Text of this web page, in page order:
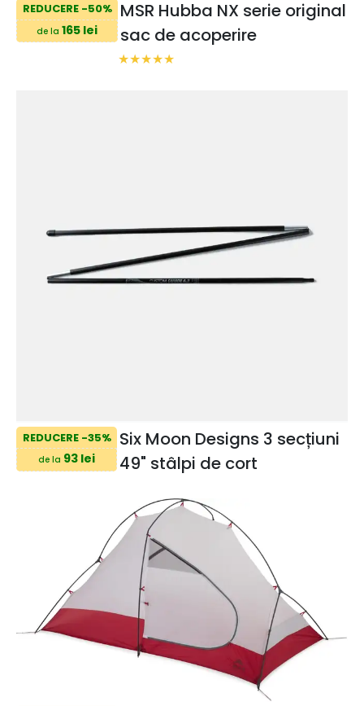
REDUCERE -50%
de la 165 lei
MSR Hubba NX serie original
sac de acoperire
REDUCERE -35%
de la 93 lei
Six Moon Designs 3 secțiuni
49" stâlpi de cort